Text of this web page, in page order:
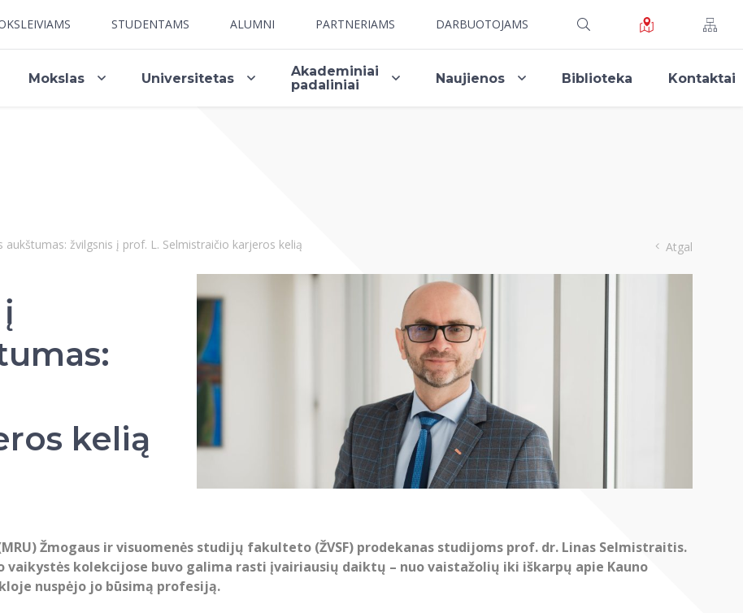
STUDENTAMS ALUMNI PARTNERIAMS DARBUOTOJAMS
Mokslas Universitetas
Akademiniai
padaliniai
Naujienos Biblioteka Kontaktai
žvilgsnis į prof. L. Selmistraičio karjeros kelią Atgal
kelią
Žmogaus ir visuomenės studijų fakulteto (ŽVSF) prodekanas studijoms prof. dr. Linas Selmistraitis.
kolekcijose buvo galima rasti įvairiausių daiktų – nuo vaistažolių iki iškarpų apie Kauno
nuspėjo jo būsimą profesiją.